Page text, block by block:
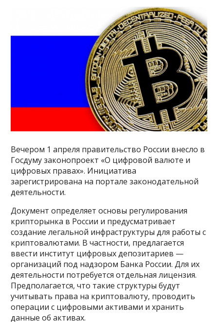
Вечером 1 апреля правительство России внесло в
Госдуму законопроект «О цифровой валюте и
цифровых правах». Инициатива
зарегистрирована на портале законодательной
деятельности.
Документ определяет основы регулирования
крипторынка в России и предусматривает
создание легальной инфраструктуры для работы с
криптовалютами. В частности, предлагается
ввести институт цифровых депозитариев —
организаций под надзором Банка России. Для их
деятельности потребуется отдельная лицензия.
Предполагается, что такие структуры будут
учитывать права на криптовалюту, проводить
операции с цифровыми активами и хранить
данные об активах.